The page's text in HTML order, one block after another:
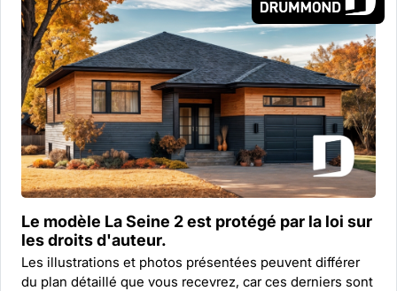
Le modèle La Seine 2 est protégé par la loi sur
les droits d'auteur.
Les illustrations et photos présentées peuvent différer
du plan détaillé que vous recevrez, car ces derniers sont